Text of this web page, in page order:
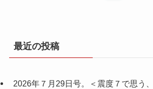
最近の投稿
2026年７月29日号。＜震度７で思う